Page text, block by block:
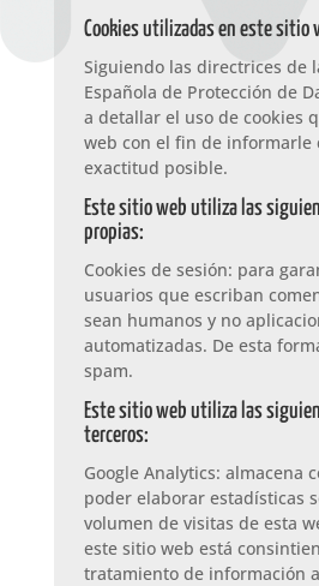
Cookies utilizadas en este sitio
Siguiendo las directrices de
Española de Protección de
a detallar el uso de cookies
web con el fin de informarle
exactitud posible.
Este sitio web utiliza las
propias:
Cookies de sesión: para
usuarios que escriban
sean humanos y no
automatizadas. De esta
spam.
Este sitio web utiliza las
terceros:
Google Analytics: almacena
poder elaborar estadísticas
volumen de visitas de esta
este sitio web está
tratamiento de información